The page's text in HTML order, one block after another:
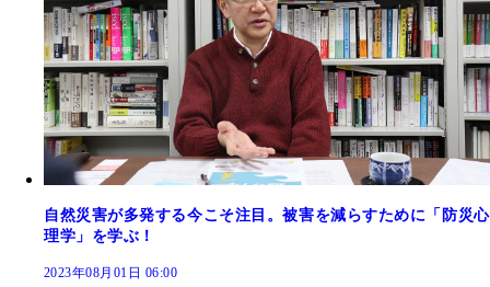
自然災害が多発する今こそ注目。被害を減らすために「防災心
理学」を学ぶ！
2023年08月01日 06:00